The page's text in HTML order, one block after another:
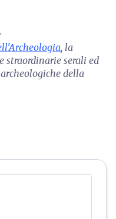
, la
straordinarie serali ed
della